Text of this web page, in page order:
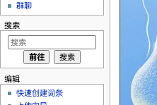
群聊
搜索
编辑
快速创建词条